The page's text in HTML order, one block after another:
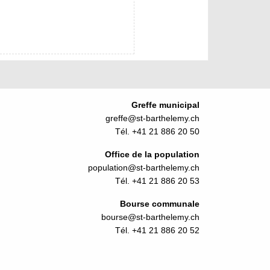
Greffe municipal
greffe@st-barthelemy.ch
Tél. +41 21 886 20 50
Office de la population
population@st-barthelemy.ch
Tél. +41 21 886 20 53
Bourse communale
bourse@st-barthelemy.ch
Tél. +41 21 886 20 52